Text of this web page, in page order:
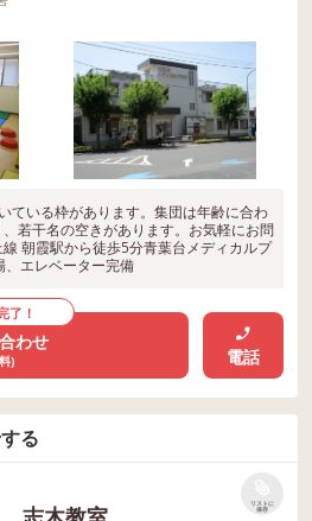
ている枠があります。集団は年齢に合わ
若干名の空きがあります。お気軽にお問
朝霞駅から徒歩5分青葉台メディカルプ
、エレベーター完備
了！
わせ
) 電話
る
リストに
保存